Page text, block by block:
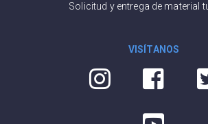
Solicitud y entrega de material
VISÍTANOS